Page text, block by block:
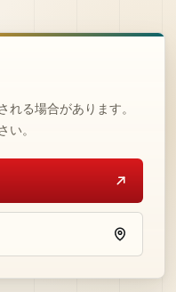
る場合があります。
。